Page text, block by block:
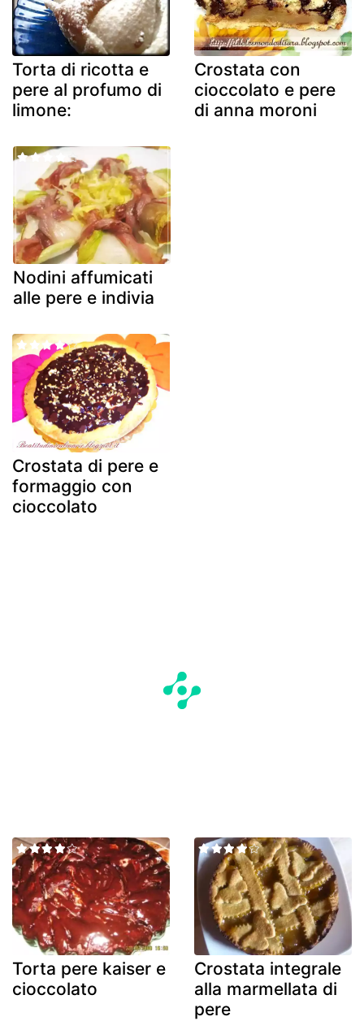
Torta di ricotta e
pere al profumo di
limone:
Crostata con
cioccolato e pere
di anna moroni
Nodini affumicati
alle pere e indivia
Crostata di pere e
formaggio con
cioccolato
Torta pere kaiser e
cioccolato
Crostata integrale
alla marmellata di
pere